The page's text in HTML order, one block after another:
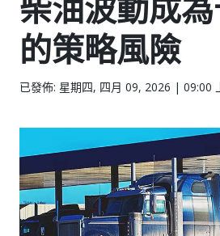
柴油波動成
的策略風險
已發佈: 星期四, 四月 09, 2026 | 09:00